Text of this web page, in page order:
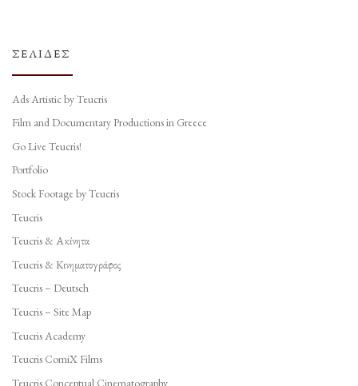
ΣΕΛΊΔΕΣ
Ads Artistic by Teucris
Film and Documentary Productions in Greece
Go Live Teucris!
Portfolio
Stock Footage by Teucris
Teucris
Teucris & Ακίνητα
Teucris & Κινηματογράφος
Teucris – Deutsch
Teucris – Site Map
Teucris Academy
Teucris ComiX Films
Teucris Conceptual Cinematography